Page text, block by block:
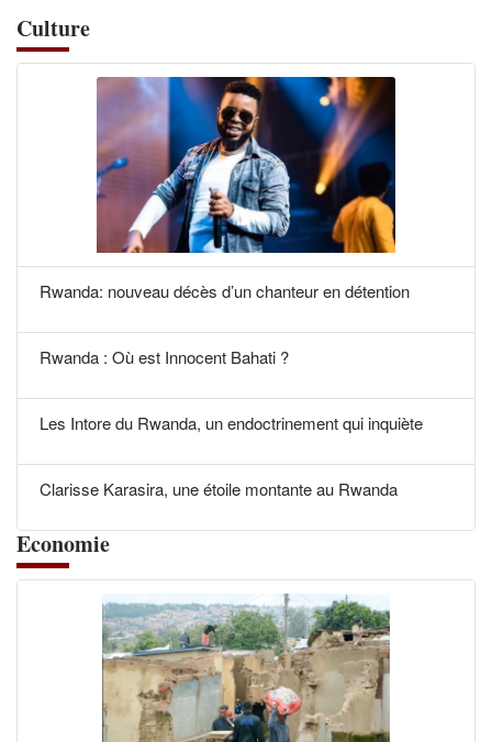
Culture
Rwanda: nouveau décès d’un chanteur en détention
Rwanda : Où est Innocent Bahati ?
Les Intore du Rwanda, un endoctrinement qui inquiète
Clarisse Karasira, une étoile montante au Rwanda
Economie